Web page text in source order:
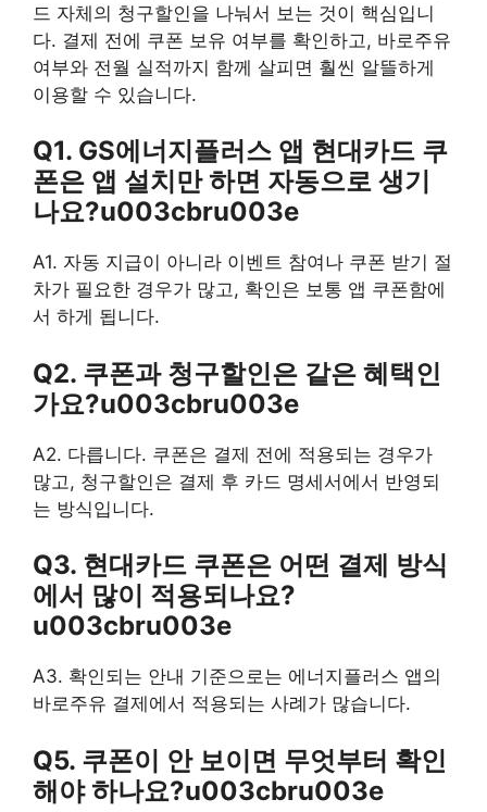
드 자체의 청구할인을 나눠서 보는 것이 핵심입니
다. 결제 전에 쿠폰 보유 여부를 확인하고, 바로주유
여부와 전월 실적까지 함께 살피면 훨씬 알뜰하게
이용할 수 있습니다.
Q1. GS에너지플러스 앱 현대카드 쿠
폰은 앱 설치만 하면 자동으로 생기
나요?u003cbru003e
A1. 자동 지급이 아니라 이벤트 참여나 쿠폰 받기 절
차가 필요한 경우가 많고, 확인은 보통 앱 쿠폰함에
서 하게 됩니다.
Q2. 쿠폰과 청구할인은 같은 혜택인
가요?u003cbru003e
A2. 다릅니다. 쿠폰은 결제 전에 적용되는 경우가
많고, 청구할인은 결제 후 카드 명세서에서 반영되
는 방식입니다.
Q3. 현대카드 쿠폰은 어떤 결제 방식
에서 많이 적용되나요?
u003cbru003e
A3. 확인되는 안내 기준으로는 에너지플러스 앱의
바로주유 결제에서 적용되는 사례가 많습니다.
Q5. 쿠폰이 안 보이면 무엇부터 확인
해야 하나요?u003cbru003e